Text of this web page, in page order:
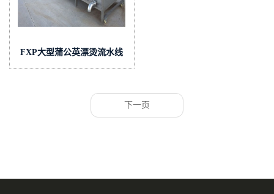
FXP大型蒲公英漂烫流水线
蒸汽加热
下一页